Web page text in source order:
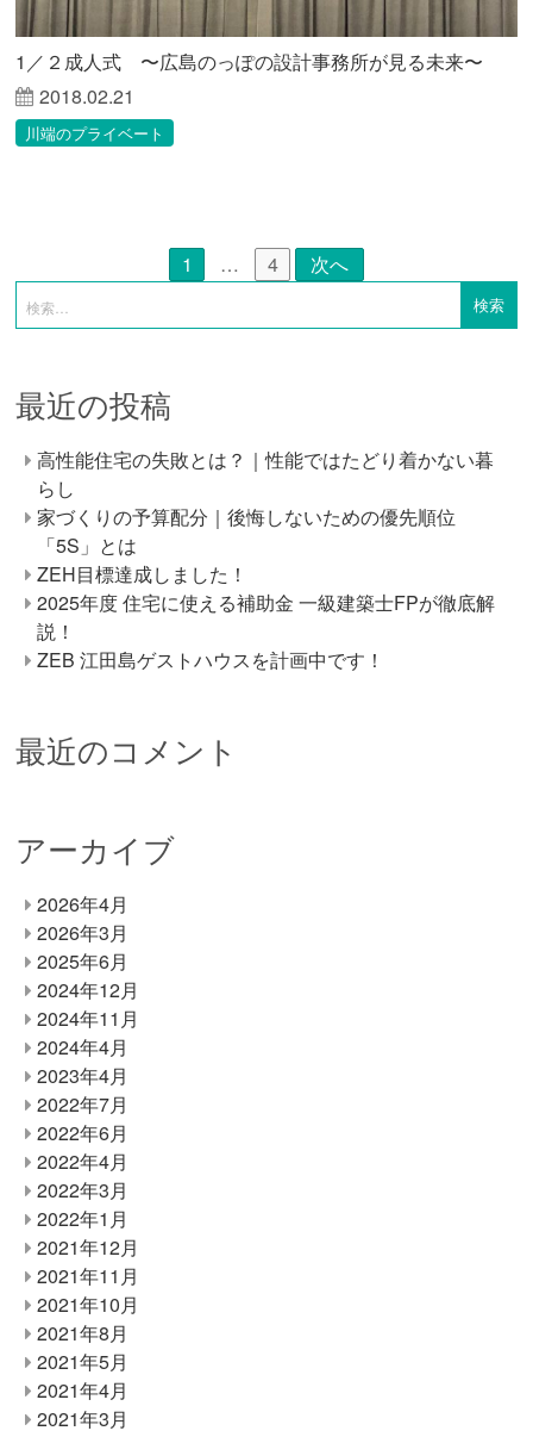
1／２成人式 〜広島のっぽの設計事務所が見る未来〜
2018.02.21
川端のプライベート
1 … 4 次へ
最近の投稿
高性能住宅の失敗とは？｜性能ではたどり着かない暮
らし
家づくりの予算配分｜後悔しないための優先順位
「5S」とは
ZEH目標達成しました！
2025年度 住宅に使える補助金 一級建築士FPが徹底解
説！
ZEB 江田島ゲストハウスを計画中です！
最近のコメント
アーカイブ
2026年4月
2026年3月
2025年6月
2024年12月
2024年11月
2024年4月
2023年4月
2022年7月
2022年6月
2022年4月
2022年3月
2022年1月
2021年12月
2021年11月
2021年10月
2021年8月
2021年5月
2021年4月
2021年3月